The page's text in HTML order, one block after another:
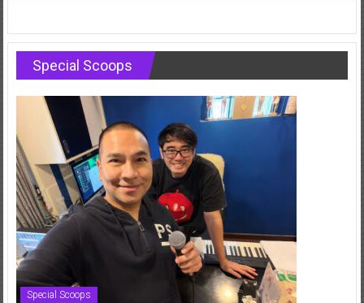
Special Scoops
Special Scoops